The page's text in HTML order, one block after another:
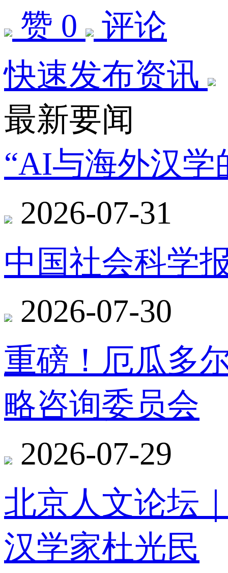
赞 0
评论
快速发布资讯
最新要闻
“AI与海外汉学
2026-07-31
中国社会科学
2026-07-30
重磅！厄瓜多
略咨询委员会
2026-07-29
北京人文论坛
汉学家杜光民